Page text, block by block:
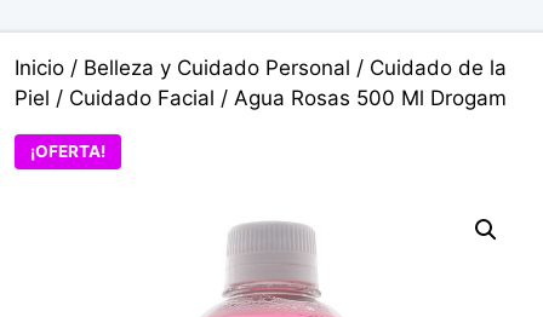
Inicio / Belleza y Cuidado Personal / Cuidado de la
Piel / Cuidado Facial / Agua Rosas 500 Ml Drogam
¡OFERTA!